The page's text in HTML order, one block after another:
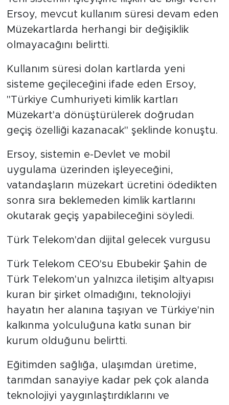
Ersoy, mevcut kullanım süresi devam eden
Müzekartlarda herhangi bir değişiklik
olmayacağını belirtti.
Kullanım süresi dolan kartlarda yeni
sisteme geçileceğini ifade eden Ersoy,
''Türkiye Cumhuriyeti kimlik kartları
Müzekart'a dönüştürülerek doğrudan
geçiş özelliği kazanacak'' şeklinde konuştu.
Ersoy, sistemin e-Devlet ve mobil
uygulama üzerinden işleyeceğini,
vatandaşların müzekart ücretini ödedikten
sonra sıra beklemeden kimlik kartlarını
okutarak geçiş yapabileceğini söyledi.
Türk Telekom'dan dijital gelecek vurgusu
Türk Telekom CEO'su Ebubekir Şahin de
Türk Telekom'un yalnızca iletişim altyapısı
kuran bir şirket olmadığını, teknolojiyi
hayatın her alanına taşıyan ve Türkiye'nin
kalkınma yolculuğuna katkı sunan bir
kurum olduğunu belirtti.
Eğitimden sağlığa, ulaşımdan üretime,
tarımdan sanayiye kadar pek çok alanda
teknolojiyi yaygınlaştırdıklarını ve